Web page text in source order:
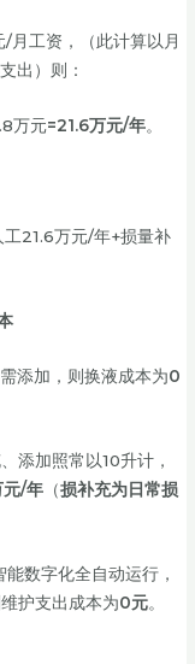
工资，（此计算以月
出）则：
万元=21.6万元/年。
工21.6万元/年+损量补
添加，则换液成本为0
添加照常以10升计，
元/年 （损补充为日常损
能数字化全自动运行，
护支出成本为0元。